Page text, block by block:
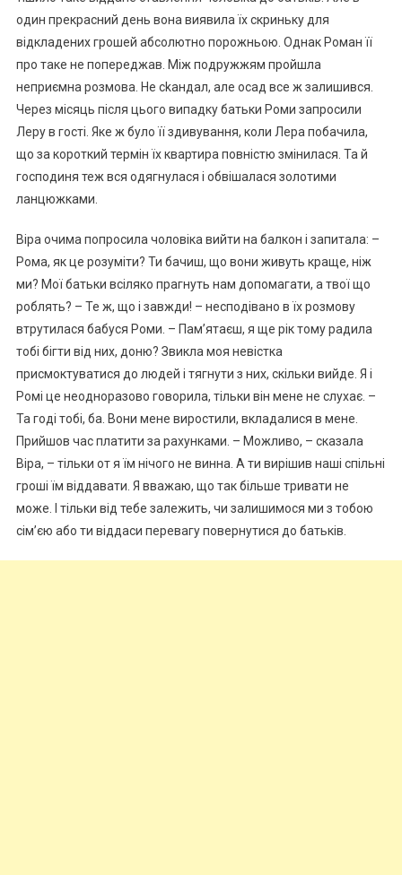
один прекрасний день вона виявила їх скриньку для
відкладених грошей абсолютно порожньою. Однак Роман її
про таке не попереджав. Між подружжям пройшла
неприємна розмова. Не сkандал, але осад все ж залишився.
Через місяць після цього випадку батьки Роми запросили
Леру в гості. Яке ж було її здивування, коли Лера побачила,
що за короткий термін їх квартира повністю змінилася. Та й
господиня теж вся одягнулася і обвішалася золотими
ланцюжками.
Віра очима попросила чоловіка вийти на балкон і запитала: –
Рома, як це розуміти? Ти бачиш, що вони живуть краще, ніж
ми? Мої батьки всіляко прагнуть нам допомагати, а твої що
роблять? – Те ж, що і завжди! – несподівано в їх розмову
втрутилася бабуся Роми. – Пам’ятаєш, я ще рік тому радила
тобі бігти від них, доню? Звикла моя невістка
присмоктуватися до людей і тягнути з них, скільки вийде. Я і
Ромі це неодноразово говорила, тільки він мене не слухає. –
Та годі тобі, ба. Вони мене виростили, вкладалися в мене.
Прийшов час платити за рахунками. – Можливо, – сказала
Віра, – тільки от я їм нічого не винна. А ти вирішив наші спільні
гроші їм віддавати. Я вважаю, що так більше тривати не
може. І тільки від тебе залежить, чи залишимося ми з тобою
сім’єю або ти віддаси перевагу повернутися до батьків.